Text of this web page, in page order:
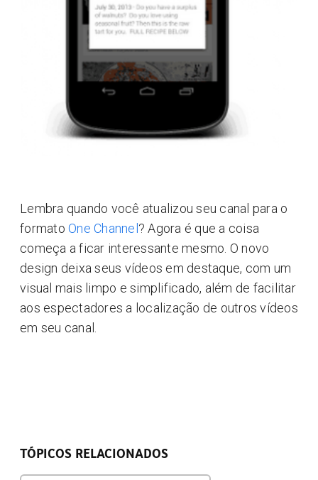
Lembra quando você atualizou seu canal para o
formato One Channel ? Agora é que a coisa
começa a ficar interessante mesmo. O novo
design deixa seus vídeos em destaque, com um
visual mais limpo e simplificado, além de facilitar
aos espectadores a localização de outros vídeos
em seu canal.
TÓPICOS RELACIONADOS